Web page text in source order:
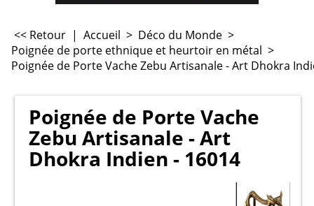
<< Retour | Accueil > Déco du Monde >
Poignée de porte ethnique et heurtoir en métal >
Poignée de Porte Vache Zebu Artisanale - Art Dhokra
Poignée de Porte Vache
Zebu Artisanale - Art
Dhokra Indien - 16014